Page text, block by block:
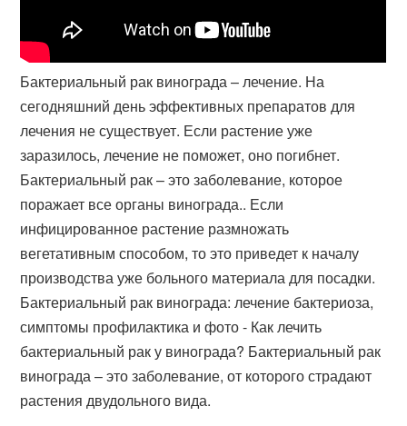
Бактериальный рак винограда – лечение. На
сегодняшний день эффективных препаратов для
лечения не существует. Если растение уже
заразилось, лечение не поможет, оно погибнет.
Бактериальный рак – это заболевание, которое
поражает все органы винограда.. Если
инфицированное растение размножать
вегетативным способом, то это приведет к началу
производства уже больного материала для посадки.
Бактериальный рак винограда: лечение бактериоза,
симптомы профилактика и фото - Как лечить
бактериальный рак у винограда? Бактериальный рак
винограда – это заболевание, от которого страдают
растения двудольного вида.